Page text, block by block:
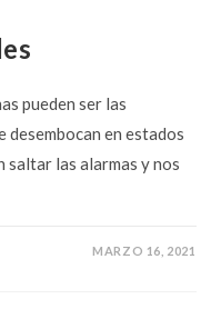
pueden ser las
desembocan en estados
saltar las alarmas y nos
MARZO 16, 2021